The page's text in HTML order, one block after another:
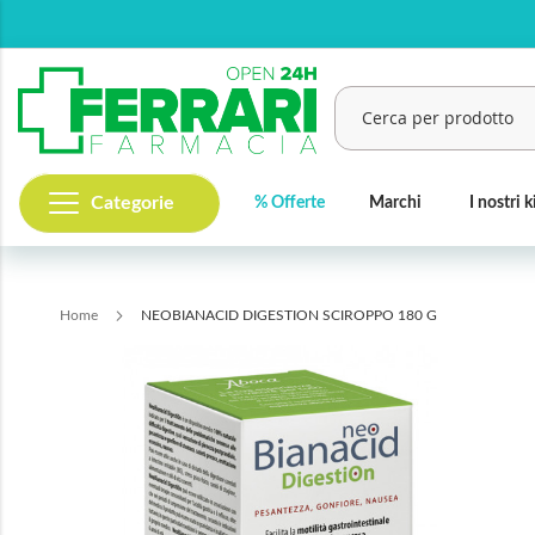
contenuto
Categorie % Offerte Marchi I nostri
Home NEOBIANACID DIGESTION SCIROPPO 180 G